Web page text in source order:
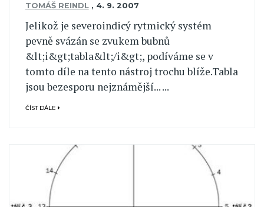
TOMÁŠ REINDL , 4. 9. 2007
Jelikož je severoindicý rytmický systém
pevně svázán se zvukem bubnů
&lt;i&gt;tabla&lt;/i&gt;, podíváme se v
tomto díle na tento nástroj trochu blíže.Tabla
jsou bezesporu nejznámější... ...
ČÍST DÁLE